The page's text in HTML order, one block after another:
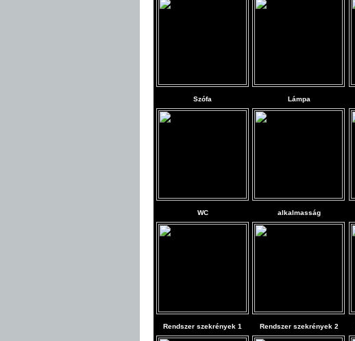
Szófa Lámpa
WC alkalmasság
Rendszer szekrények 1 Rendszer szekrények 2